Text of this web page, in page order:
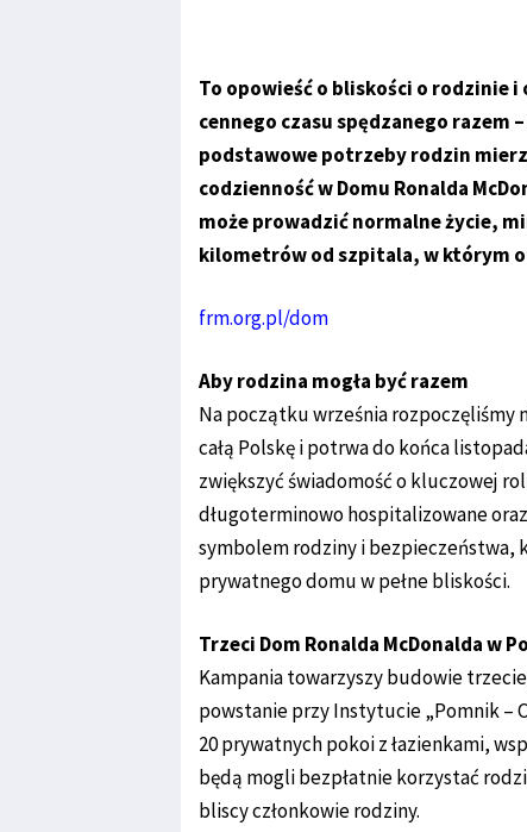
To opowieść o bliskości o rodzinie
cennego czasu spędzanego razem
podstawowe potrzeby rodzin
codzienność w Domu Ronalda
może prowadzić normalne życie,
kilometrów od szpitala, w którym
frm.org.pl/dom
Aby rodzina mogła być razem
Na początku września rozpoczęliśmy
całą Polskę i potrwa do końca
zwiększyć świadomość o kluczowej
długoterminowo hospitalizowane
symbolem rodziny i bezpieczeństwa,
prywatnego domu w pełne bliskości.
Trzeci Dom Ronalda McDonalda w
Kampania towarzyszy budowie
powstanie przy Instytucie „Pomnik –
20 prywatnych pokoi z łazienkami,
będą mogli bezpłatnie korzystać
bliscy członkowie rodziny.